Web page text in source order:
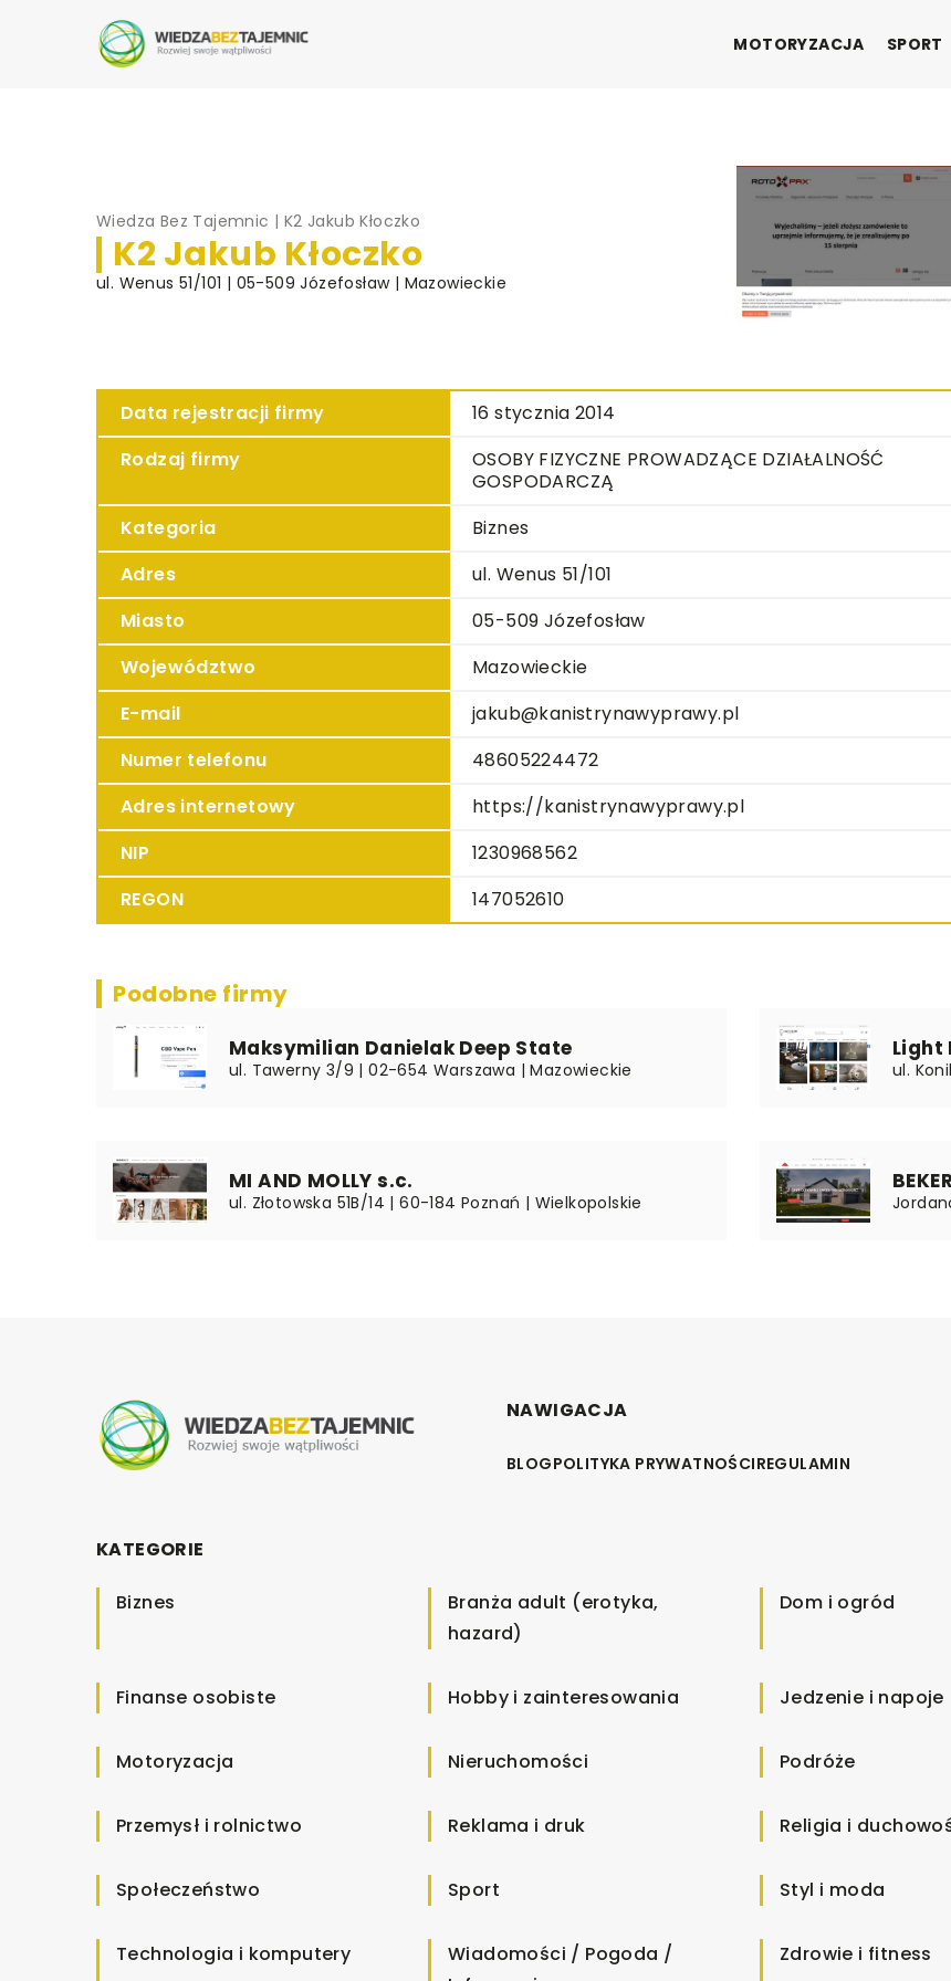
MOTORYZACJA SPORT
Wiedza Bez Tajemnic | K2 Jakub Kłoczko
K2 Jakub Kłoczko
ul. Wenus 51/101 | 05-509 Józefosław | Mazowieckie
Data rejestracji firmy
16 stycznia 2014
Rodzaj firmy
OSOBY FIZYCZNE PROWADZĄCE DZIAŁALNOŚĆ
GOSPODARCZĄ
Kategoria
Biznes
Adres
ul. Wenus 51/101
Miasto
05-509 Józefosław
Województwo
Mazowieckie
E-mail
jakub@kanistrynawyprawy.pl
Numer telefonu
48605224472
Adres internetowy
https://kanistrynawyprawy.pl
NIP
1230968562
REGON
147052610
Podobne firmy
Maksymilian Danielak Deep State
ul. Tawerny 3/9 | 02-654 Warszawa | Mazowieckie
Light
ul.
MI AND MOLLY s.c.
ul. Złotowska 51B/14 | 60-184 Poznań | Wielkopolskie
NAWIGACJA
BLOGPOLITYKA PRYWATNOŚCIREGULAMIN
KATEGORIE
Biznes
Branża adult (erotyka,
hazard)
Dom i ogród
Finanse osobiste Hobby i zainteresowania Jedzenie i napoje
Motoryzacja Nieruchomości Podróże
Przemysł i rolnictwo Reklama i druk Religia i
Społeczeństwo Sport Styl i moda
Technologia i komputery
Wiadomości / Pogoda /
Zdrowie i fitness